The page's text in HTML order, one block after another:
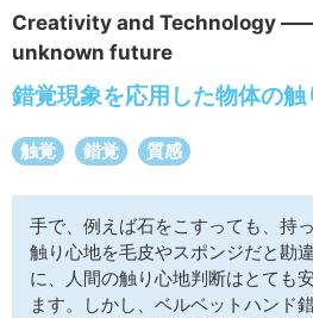
イベントカレン
Creativity and Technology
unknown future
錯覚現象を応用した物体の
触覚 錯覚 質感
手で、例えば石をこすっても、持
触り心地を毛皮やスポンジだと勘
に、人間の触り心地判断はとても
ます。しかし、ベルベットハンド